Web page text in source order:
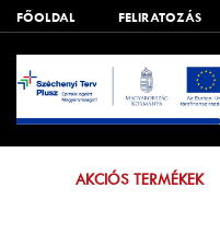
FŐOLDAL FELIRATOZÁS
AKCIÓS TERMÉKEK